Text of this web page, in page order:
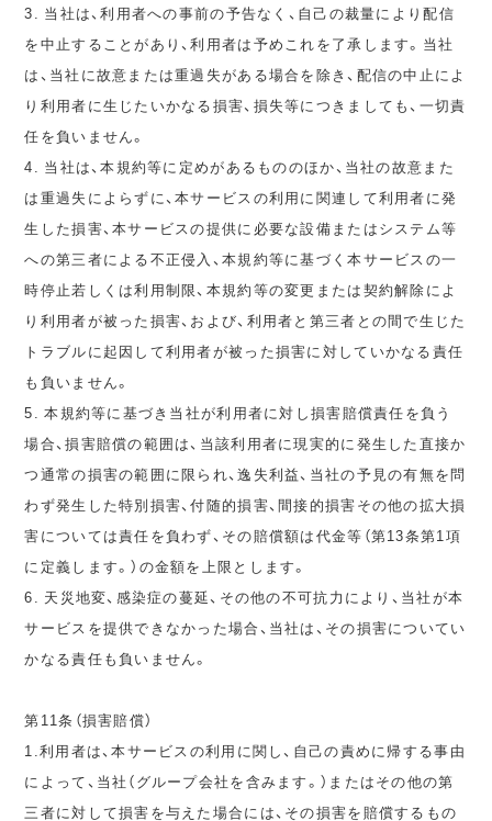
3. 当社は、利用者への事前の予告なく、自己の裁量により配信
を中止することがあり、利用者は予めこれを了承します。当社
は、当社に故意または重過失がある場合を除き、配信の中止によ
り利用者に生じたいかなる損害、損失等につきましても、一切責
任を負いません。
4. 当社は、本規約等に定めがあるもののほか、当社の故意また
は重過失によらずに、本サービスの利用に関連して利用者に発
生した損害、本サービスの提供に必要な設備またはシステム等
への第三者による不正侵入、本規約等に基づく本サービスの一
時停止若しくは利用制限、本規約等の変更または契約解除によ
り利用者が被った損害、および、利用者と第三者との間で生じた
トラブルに起因して利用者が被った損害に対していかなる責任
も負いません。
5. 本規約等に基づき当社が利用者に対し損害賠償責任を負う
場合、損害賠償の範囲は、当該利用者に現実的に発生した直接か
つ通常の損害の範囲に限られ、逸失利益、当社の予見の有無を問
わず発生した特別損害、付随的損害、間接的損害その他の拡大損
害については責任を負わず、その賠償額は代金等（第13条第1項
に定義します。）の金額を上限とします。
6. 天災地変、感染症の蔓延、その他の不可抗力により、当社が本
サービスを提供できなかった場合、当社は、その損害についてい
かなる責任も負いません。
第11条（損害賠償）
1.利用者は、本サービスの利用に関し、自己の責めに帰する事由
によって、当社（グループ会社を含みます。）またはその他の第
三者に対して損害を与えた場合には、その損害を賠償するもの